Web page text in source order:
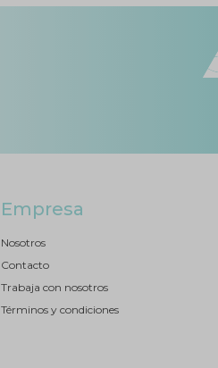
Empresa
Nosotros
Contacto
Trabaja con nosotros
Términos y condiciones